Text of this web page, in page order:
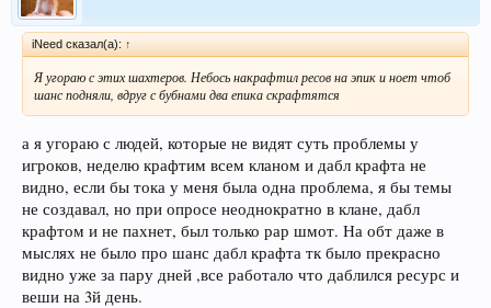
iNeed сказал(а): ↑
Я угораю с этих шахтеров. Небось накрафтил ресов на эпик и ноет чтоб
шанс подняли, вдруг с бубнами два епика скрафтятся
а я угораю с людей, которые не видят суть проблемы у
игроков, неделю крафтим всем кланом и дабл крафта не
видно, если бы тока у меня была одна проблема, я бы темы
не создавал, но при опросе неоднократно в клане, дабл
крафтом и не пахнет, был только рар шмот. На обт даже в
мыслях не было про шанс дабл крафта тк было прекрасно
видно уже за пару дней ,все работало что даблился ресурс и
веши на 3й день.